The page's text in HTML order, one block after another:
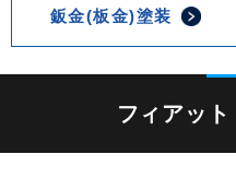
鈑金(板金)塗装
フィアッ